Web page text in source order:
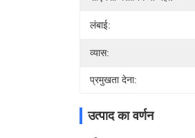
लंबाई:
व्यास:
प्रमुखता देना:
उत्पाद का वर्णन